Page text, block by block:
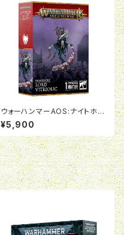
ウォーハンマーAOS:ナイトホー
ント:ロード・ヴィトリオリック
¥5,900